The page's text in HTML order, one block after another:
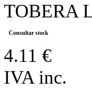
TOBERA
Consultar stock
4.11 €
IVA inc.